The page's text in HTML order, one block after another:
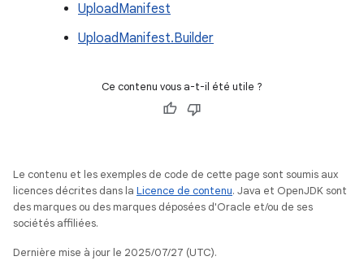
UploadManifest
UploadManifest.Builder
Ce contenu vous a-t-il été utile ?
Le contenu et les exemples de code de cette page sont soumis aux
licences décrites dans la Licence de contenu. Java et OpenJDK sont
des marques ou des marques déposées d'Oracle et/ou de ses
sociétés affiliées.
Dernière mise à jour le 2025/07/27 (UTC).